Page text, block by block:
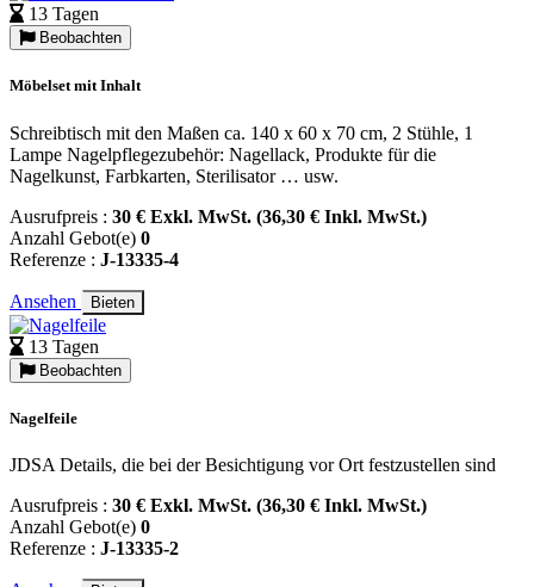
13 Tagen
Beobachten
Möbelset mit Inhalt
Schreibtisch mit den Maßen ca. 140 x 60 x 70 cm, 2 Stühle, 1
Lampe Nagelpflegezubehör: Nagellack, Produkte für die
Nagelkunst, Farbkarten, Sterilisator … usw.
Ausrufpreis : 30 € Exkl. MwSt. (36,30 € Inkl. MwSt.)
Anzahl Gebot(e) 0
Referenze : J-13335-4
Ansehen Bieten
13 Tagen
Beobachten
Nagelfeile
JDSA Details, die bei der Besichtigung vor Ort festzustellen sind
Ausrufpreis : 30 € Exkl. MwSt. (36,30 € Inkl. MwSt.)
Anzahl Gebot(e) 0
Referenze : J-13335-2